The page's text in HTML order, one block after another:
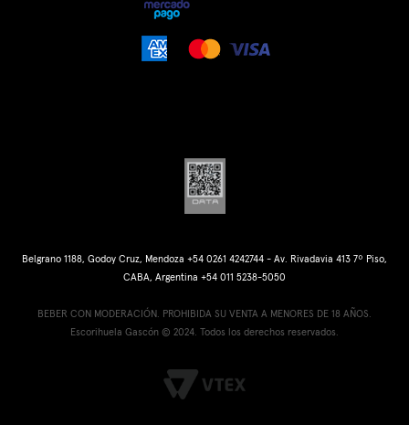
Belgrano 1188, Godoy Cruz, Mendoza +54 0261 4242744 - Av. Rivadavia 413 7º Piso,
CABA, Argentina +54 011 5238-5050
BEBER CON MODERACIÓN. PROHIBIDA SU VENTA A MENORES DE 18 AÑOS.
Escorihuela Gascón © 2024. Todos los derechos reservados.